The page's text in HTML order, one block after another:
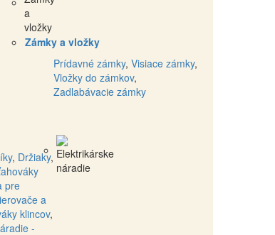
Zámky a vložky
Prídavné zámky, Visiace zámky,
Vložky do zámkov,
Zadlabávacie zámky
, Držiaky,
pre
a
klincov,
-